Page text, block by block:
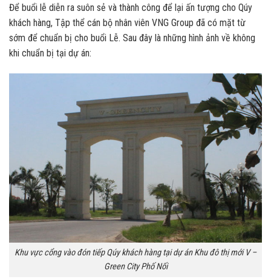
Để buổi lễ diễn ra suôn sẻ và thành công để lại ấn tượng cho Qúy
khách hàng, Tập thể cán bộ nhân viên VNG Group đã có mặt từ
sớm để chuẩn bị cho buổi Lễ. Sau đây là những hình ảnh về không
khi chuẩn bị tại dự án:
Khu vực cổng vào đón tiếp Qúy khách hàng tại dự án Khu đô thị mới V –
Green City Phố Nối